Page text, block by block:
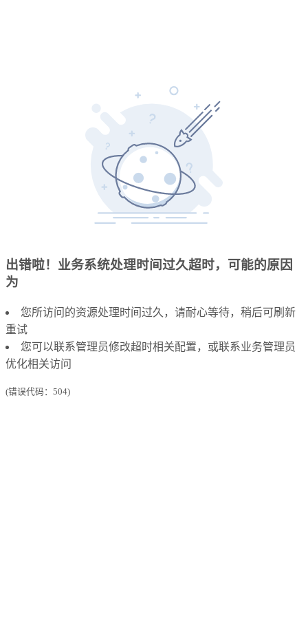
出错啦！业务系统处理时间过久超时，可能的原因
为
您所访问的资源处理时间过久，请耐心等待，稍后可刷新
重试
您可以联系管理员修改超时相关配置，或联系业务管理员
优化相关访问
(错误代码：504)